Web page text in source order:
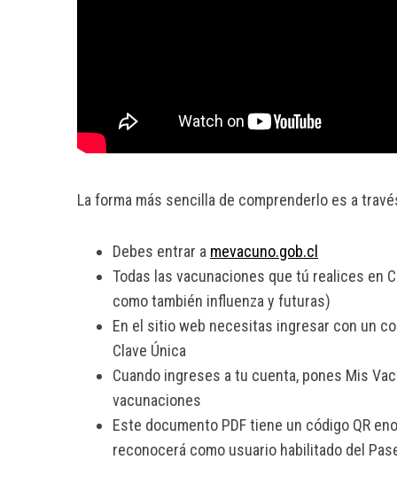
La forma más sencilla de comprenderlo es a
Debes entrar a mevacuno.gob.cl
Todas las vacunaciones que tú realices en
como también influenza y futuras)
En el sitio web necesitas ingresar con un
Clave Única
Cuando ingreses a tu cuenta, pones Mis
vacunaciones
Este documento PDF tiene un código QR
reconocerá como usuario habilitado del